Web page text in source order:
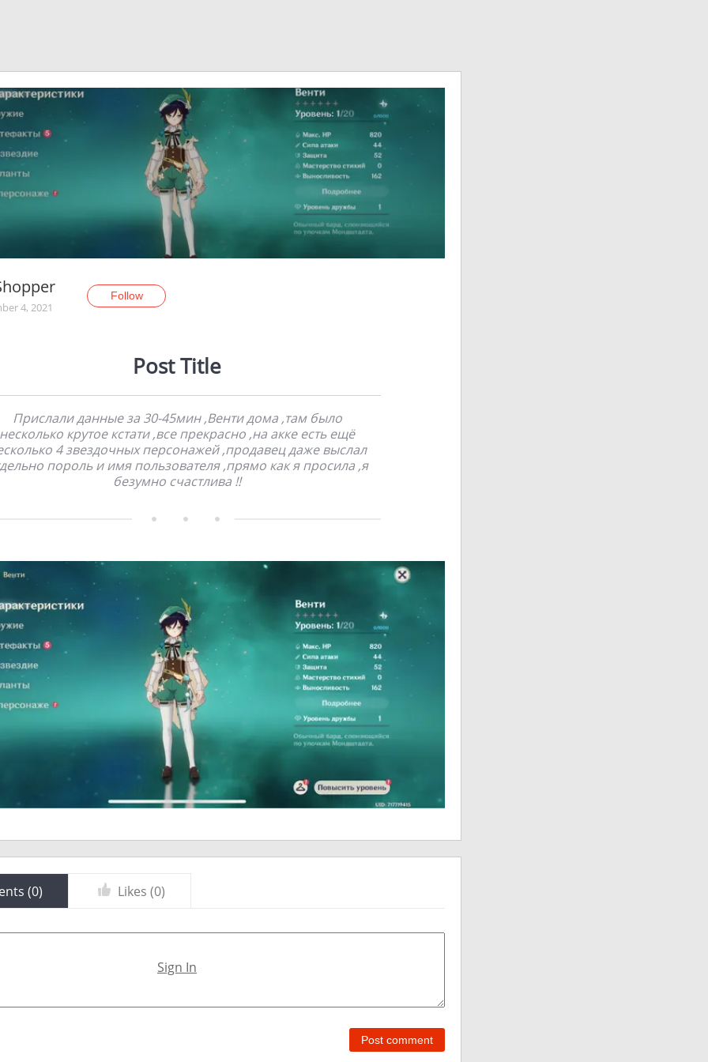
4, 2021
Follow
Post Title
Прислали данные за 30-45мин ,Венти дома ,там было
несколько крутое кстати ,все прекрасно ,на акке есть ещё
4 звездочных персонажей ,продавец даже выслал
пороль и имя пользователя ,прямо как я просила ,я
безумно счастлива !!
(0) Likes (0)
Sign In
Post comment